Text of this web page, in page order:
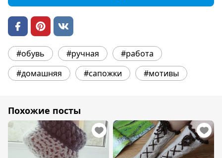
#обувь #ручная
#работа
#домашняя
#сапожки #мотивы
Похожие посты